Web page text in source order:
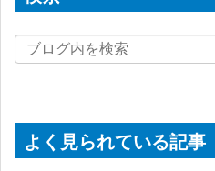
よく見られている記事